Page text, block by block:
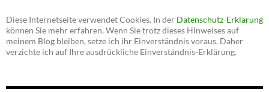
Diese Internetseite verwendet Cookies. In der Datenschutz-Erklärung
können Sie mehr erfahren. Wenn Sie trotz dieses Hinweises auf
meinem Blog bleiben, setze ich ihr Einverständnis voraus. Daher
verzichte ich auf Ihre ausdrückliche Einverständnis-Erklärung.